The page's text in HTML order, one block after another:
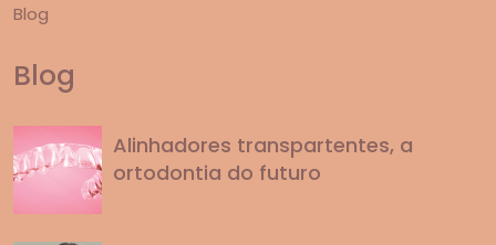
Blog
Blog
Alinhadores transpartentes, a
ortodontia do futuro